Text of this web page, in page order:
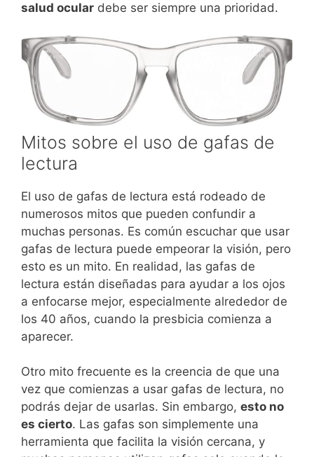
salud ocular debe ser siempre una prioridad.
Mitos sobre el uso de gafas de
lectura
El uso de gafas de lectura está rodeado de
numerosos mitos que pueden confundir a
muchas personas. Es común escuchar que usar
gafas de lectura puede empeorar la visión, pero
esto es un mito. En realidad, las gafas de
lectura están diseñadas para ayudar a los ojos
a enfocarse mejor, especialmente alrededor de
los 40 años, cuando la presbicia comienza a
aparecer.
Otro mito frecuente es la creencia de que una
vez que comienzas a usar gafas de lectura, no
podrás dejar de usarlas. Sin embargo, esto no
es cierto. Las gafas son simplemente una
herramienta que facilita la visión cercana, y